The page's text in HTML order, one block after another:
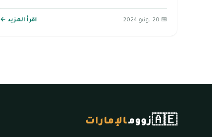
📅 20 يونيو 2024 اقرأ المزيد ←
🇦🇪زوومالإمارات